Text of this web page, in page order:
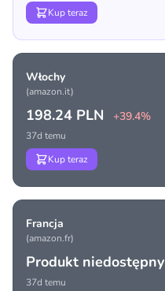
Kup teraz
Włochy
(amazon.it)
198.24 PLN +39.4%
37d temu
Kup teraz
Francja
(amazon.fr)
Produkt niedostępny
37d temu